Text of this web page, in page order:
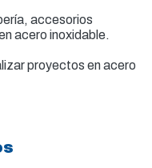
accesorios
acero inoxidable.
proyectos en acero